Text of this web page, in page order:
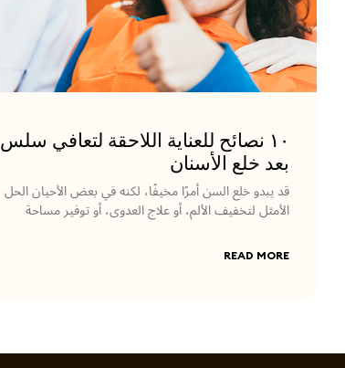
١٠ نصائح للعناية اللاحقة لتعافي سلس
بعد خلع الأسنان
قد يبدو خلع السن أمرًا مخيفًا، لكنه في بعض الأحيان الحل
الأمثل لتخفيف الألم، أو علاج العدوى، أو توفير مساحة
READ MORE